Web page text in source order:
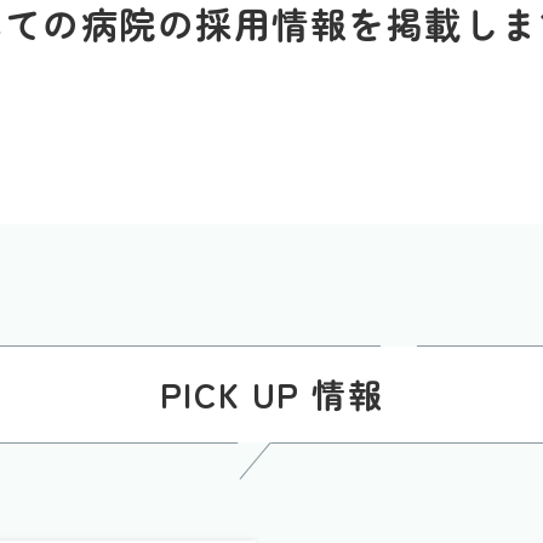
の病院の採用情報を掲載し
PICK UP 情報